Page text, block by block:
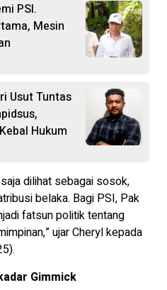
PSI.
Mesin
Usut Tuntas
Hukum
dilihat sebagai sosok,
belaka. Bagi PSI, Pak
fatsun politik tentang
ujar Cheryl kepada
Gimmick